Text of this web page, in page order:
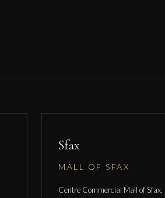
Sfax
MALL OF SFAX
Centre Commercial Mall of Sfax,